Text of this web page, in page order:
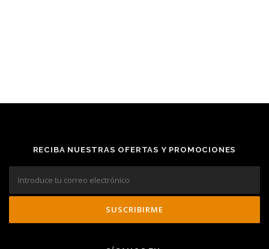
RECIBA NUESTRAS OFERTAS Y PROMOCIONES